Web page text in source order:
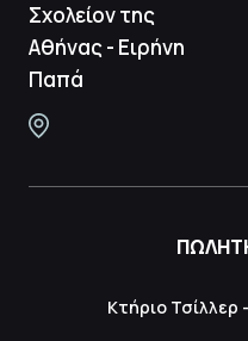
Σχολείον της
Αθήνας - Ειρήνη
Παπά
Κτήριο Τσίλλερ